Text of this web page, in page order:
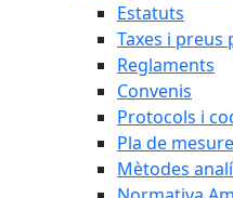
Estatuts
Taxes i preus
Reglaments
Convenis
Protocols i
Pla de
Mètodes